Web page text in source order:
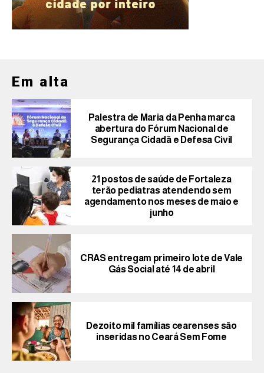
Em alta
Palestra de Maria da Penha marca
abertura do Fórum Nacional de
Segurança Cidadã e Defesa Civil
21 postos de saúde de Fortaleza
terão pediatras atendendo sem
agendamento nos meses de maio e
junho
CRAS entregam primeiro lote de Vale
Gás Social até 14 de abril
Dezoito mil famílias cearenses são
inseridas no Ceará Sem Fome